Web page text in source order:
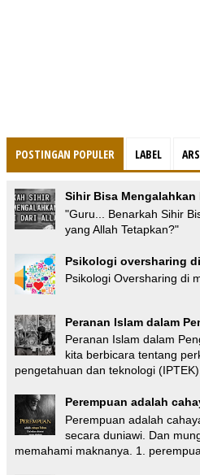
POSTINGAN POPULER LABEL
Sihir Bisa Mengalahkan
"Guru... Benarkah Sihir
yang Allah Tetapkan?"
Psikologi oversharing
Psikologi Oversharing di
Peranan Islam dalam
Peranan Islam dalam
kita berbicara tentang
pengetahuan dan teknologi
Perempuan adalah
Perempuan adalah
secara duniawi. Dan
memahami maknanya. 1.